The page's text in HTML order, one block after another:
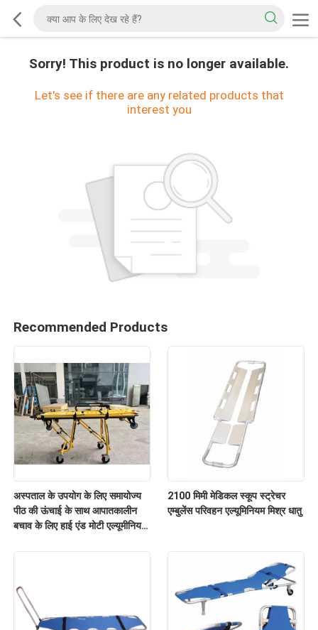
Sorry! This product is no longer available.
Let's see if there are any related products that
interest you
Recommended Products
अस्पताल के उपयोग के लिए समायोज्य
पीठ की ऊंचाई के साथ आपातकालीन
बचाव के लिए हाई एंड मोटी एल्यूमीनियम
2100 मिमी मेडिकल स्कूप स्ट्रेचर
एम्बुलेंस परिवहन एल्यूमिनियम मिश्र धातु